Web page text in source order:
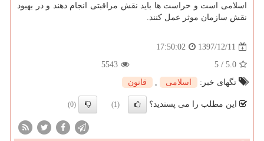
اسلامی است و حراست ها باید نقش مراقبتی انجام دهند و در بهبود
نقش سازمان موثر عمل كنند.
1397/12/11
17:50:02
5.0
/
5
5543
تگهای خبر:
اسلامی , قانون
این مطلب را می پسندید؟ (1)
(0)